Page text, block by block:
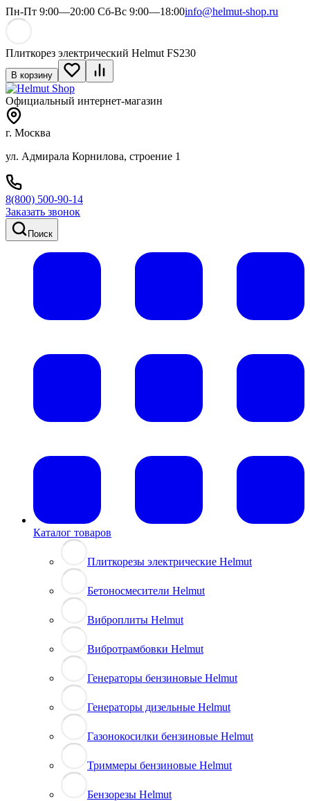
Пн-Пт 9:00—20:00 Сб-Вс 9:00—18:00info@helmut-shop.ru
Плиткорез электрический Helmut FS230
В корзину
Официальный интернет-магазин
г. Москва
ул. Адмирала Корнилова, строение 1
8(800) 500-90-14
Заказать звонок
Поиск
Каталог товаров
Плиткорезы электрические Helmut
Бетоносмесители Helmut
Виброплиты Helmut
Вибротрамбовки Helmut
Генераторы бензиновые Helmut
Генераторы дизельные Helmut
Газонокосилки бензиновые Helmut
Триммеры бензиновые Helmut
Бензорезы Helmut